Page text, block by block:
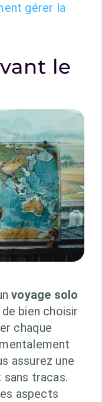
gérer la
le
voyage solo
bien choisir
chaque
assurez une
tracas.
aspects